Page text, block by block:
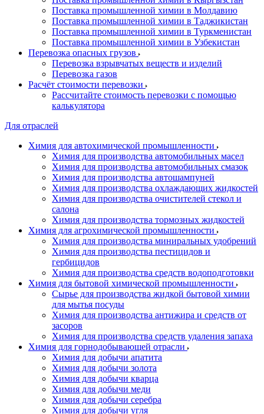
Поставка промышленной химии в Молдавию
Поставка промышленной химии в Таджикистан
Поставка промышленной химии в Туркменистан
Поставка промышленной химии в Узбекистан
Перевозка опасных грузов
Перевозка взрывчатых веществ и изделий
Перевозка газов
Расчёт стоимости перевозки
Рассчитайте стоимость перевозки с помощью
калькулятора
Для отраслей
Химия для автохимической промышленности
Химия для производства автомобильных масел
Химия для производства автомобильных смазок
Химия для производства автошампуней
Химия для производства охлаждающих жидкостей
Химия для производства очистителей стекол и
салона
Химия для производства тормозных жидкостей
Химия для агрохимической промышленности
Химия для производства миниральных удобрений
Химия для производства пестицидов и
гербицидов
Химия для производства средств водоподготовки
Химия для бытовой химической промышленности
Сырье для производства жидкой бытовой химии
для мытья посуды
Химия для производства антижира и средств от
засоров
Химия для производства средств удаления запаха
Химия для горнодобывающей отрасли
Химия для добычи апатита
Химия для добычи золота
Химия для добычи кварца
Химия для добычи меди
Химия для добычи серебра
Химия для добычи угля